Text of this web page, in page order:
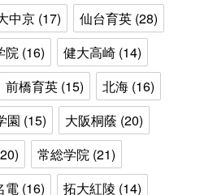
中京 (17) 仙台育英 (28)
院 (16) 健大高崎 (14)
前橋育英 (15) 北海 (16)
園 (15) 大阪桐蔭 (20)
常総学院 (21)
電 (16) 拓大紅陵 (14)